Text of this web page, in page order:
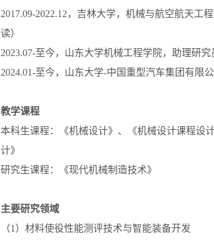
2017.09-2022.12，吉林大学，机械与航空航天工
读）
2023.07-至今，山东大学机械工程学院，助理研
2024.01-至今，山东大学-中国重型汽车集团有限
教学课程
本科生课程：《机械设计》、《机械设计课程设
计》
研究生课程：《现代机械制造技术》
主要研究领域
（1）材料使役性能测评技术与智能装备开发